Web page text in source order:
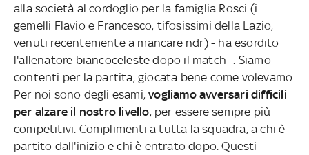
alla società al cordoglio per la famiglia Rosci (i
gemelli Flavio e Francesco, tifosissimi della Lazio,
venuti recentemente a mancare ndr) - ha esordito
l'allenatore biancoceleste dopo il match -. Siamo
contenti per la partita, giocata bene come volevamo.
Per noi sono degli esami,vogliamo avversari difficili
per alzare il nostro livello, per essere sempre più
competitivi. Complimenti a tutta la squadra, a chi è
partito dall'inizio e chi è entrato dopo. Questi